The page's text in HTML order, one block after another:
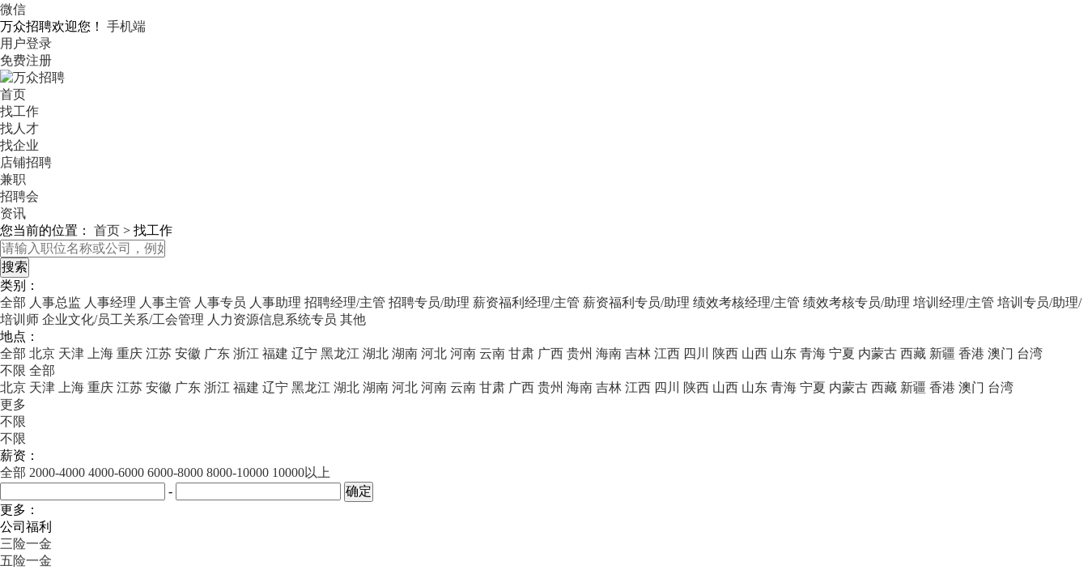
微信
万众招聘欢迎您！
手机端
用户登录
免费注册
首页
找工作
找人才
找企业
店铺招聘
兼职
招聘会
资讯
您当前的位置： 首页 > 找工作
类别：
全部 人事总监 人事经理 人事主管 人事专员 人事助理 招聘经理/主管 招聘专员/助理 薪资福利经理/主管 薪资福利专员/助理 绩效考核经理/主管 绩效考核专员/助理 培训经理/主管 培训专员/助理/
培训师 企业文化/员工关系/工会管理 人力资源信息系统专员 其他
地点：
全部 北京 天津 上海 重庆 江苏 安徽 广东 浙江 福建 辽宁 黑龙江 湖北 湖南 河北 河南 云南 甘肃 广西 贵州 海南 吉林 江西 四川 陕西 山西 山东 青海 宁夏 内蒙古 西藏 新疆 香港 澳门 台湾
不限 全部
北京 天津 上海 重庆 江苏 安徽 广东 浙江 福建 辽宁 黑龙江 湖北 湖南 河北 河南 云南 甘肃 广西 贵州 海南 吉林 江西 四川 陕西 山西 山东 青海 宁夏 内蒙古 西藏 新疆 香港 澳门 台湾
更多
不限
不限
薪资：
全部 2000-4000 4000-6000 6000-8000 8000-10000 10000以上
-
更多：
公司福利
三险一金
五险一金